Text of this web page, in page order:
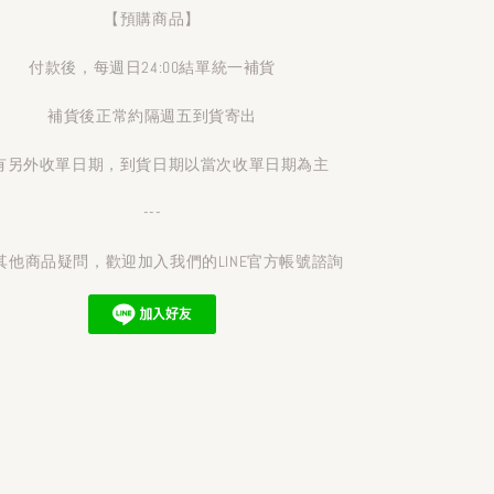
【預購商品】
付款後，每週日24:00結單統一補貨
補貨後正常約隔週五到貨寄出
另外收單日期，到貨日期以當次收單日期為主
---
他商品疑問，歡迎加入我們的LINE官方帳號諮詢